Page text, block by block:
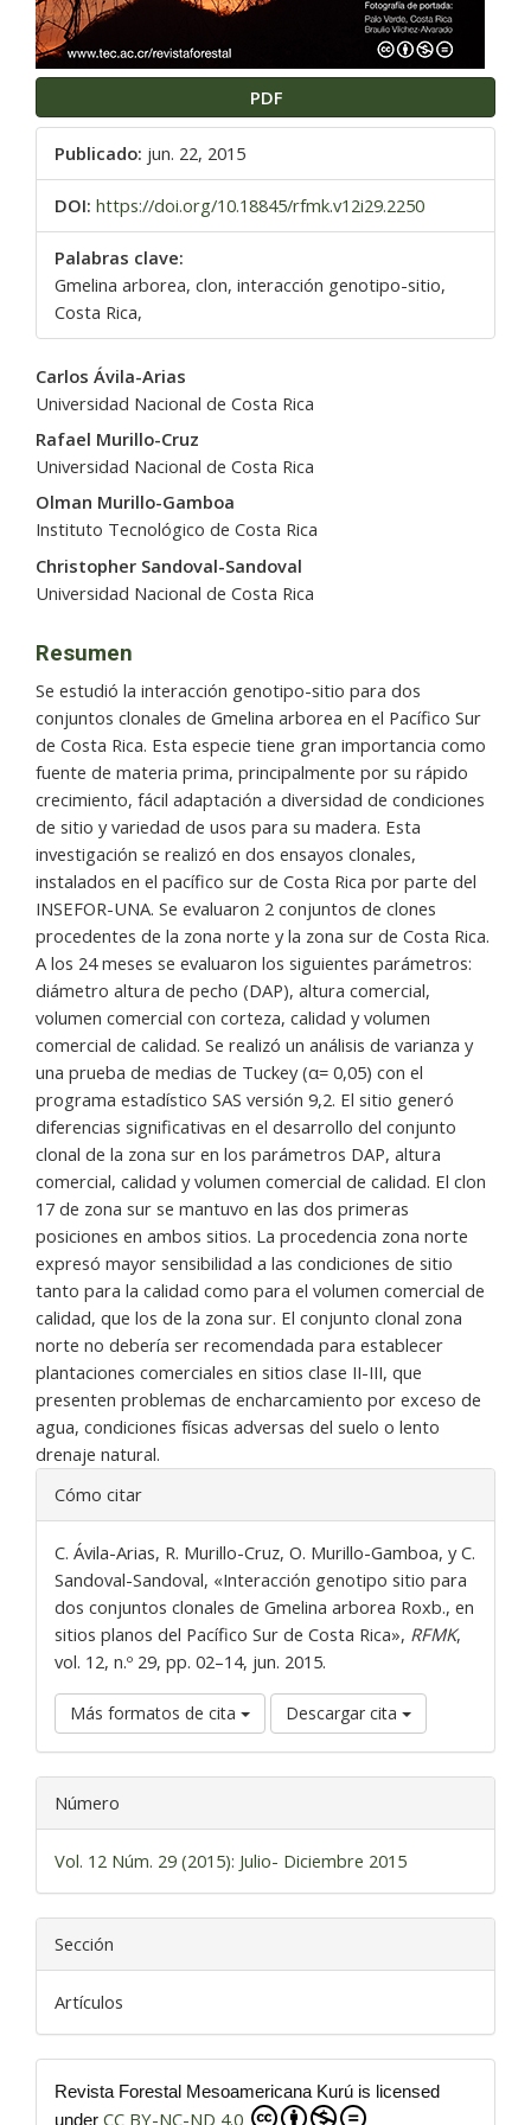
PDF
Publicado: jun. 22, 2015
DOI: https://doi.org/10.18845/rfmk.v12i29.2250
Palabras clave:
Gmelina arborea, clon, interacción genotipo-sitio,
Costa Rica,
Contenido
principal
artículo
Carlos Ávila-Arias
Universidad Nacional de Costa Rica
Rafael Murillo-Cruz
Universidad Nacional de Costa Rica
Olman Murillo-Gamboa
Instituto Tecnológico de Costa Rica
Christopher Sandoval-Sandoval
Universidad Nacional de Costa Rica
Resumen
Se estudió la interacción genotipo-sitio para dos
conjuntos clonales de Gmelina arborea en el Pacífico Sur
de Costa Rica. Esta especie tiene gran importancia como
fuente de materia prima, principalmente por su rápido
crecimiento, fácil adaptación a diversidad de condiciones
de sitio y variedad de usos para su madera. Esta
investigación se realizó en dos ensayos clonales,
instalados en el pacífico sur de Costa Rica por parte del
INSEFOR-UNA. Se evaluaron 2 conjuntos de clones
procedentes de la zona norte y la zona sur de Costa Rica.
A los 24 meses se evaluaron los siguientes parámetros:
diámetro altura de pecho (DAP), altura comercial,
volumen comercial con corteza, calidad y volumen
comercial de calidad. Se realizó un análisis de varianza y
una prueba de medias de Tuckey (α= 0,05) con el
programa estadístico SAS versión 9,2. El sitio generó
diferencias significativas en el desarrollo del conjunto
clonal de la zona sur en los parámetros DAP, altura
comercial, calidad y volumen comercial de calidad. El clon
17 de zona sur se mantuvo en las dos primeras
posiciones en ambos sitios. La procedencia zona norte
expresó mayor sensibilidad a las condiciones de sitio
tanto para la calidad como para el volumen comercial de
calidad, que los de la zona sur. El conjunto clonal zona
norte no debería ser recomendada para establecer
plantaciones comerciales en sitios clase II-III, que
presenten problemas de encharcamiento por exceso de
agua, condiciones físicas adversas del suelo o lento
drenaje natural.
Detalles
del
artículo
Cómo citar
C. Ávila-Arias, R. Murillo-Cruz, O. Murillo-Gamboa, y C.
Sandoval-Sandoval, «Interacción genotipo sitio para
dos conjuntos clonales de Gmelina arborea Roxb., en
sitios planos del Pacífico Sur de Costa Rica», RFMK,
vol. 12, n.º 29, pp. 02–14, jun. 2015.
Más formatos de cita Descargar cita
Número
Vol. 12 Núm. 29 (2015): Julio- Diciembre 2015
Sección
Artículos
Revista Forestal Mesoamericana Kurú is licensed
under CC BY-NC-ND 4.0